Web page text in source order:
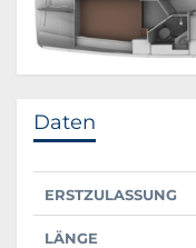
Daten
ERSTZULASSUNG
LÄNGE